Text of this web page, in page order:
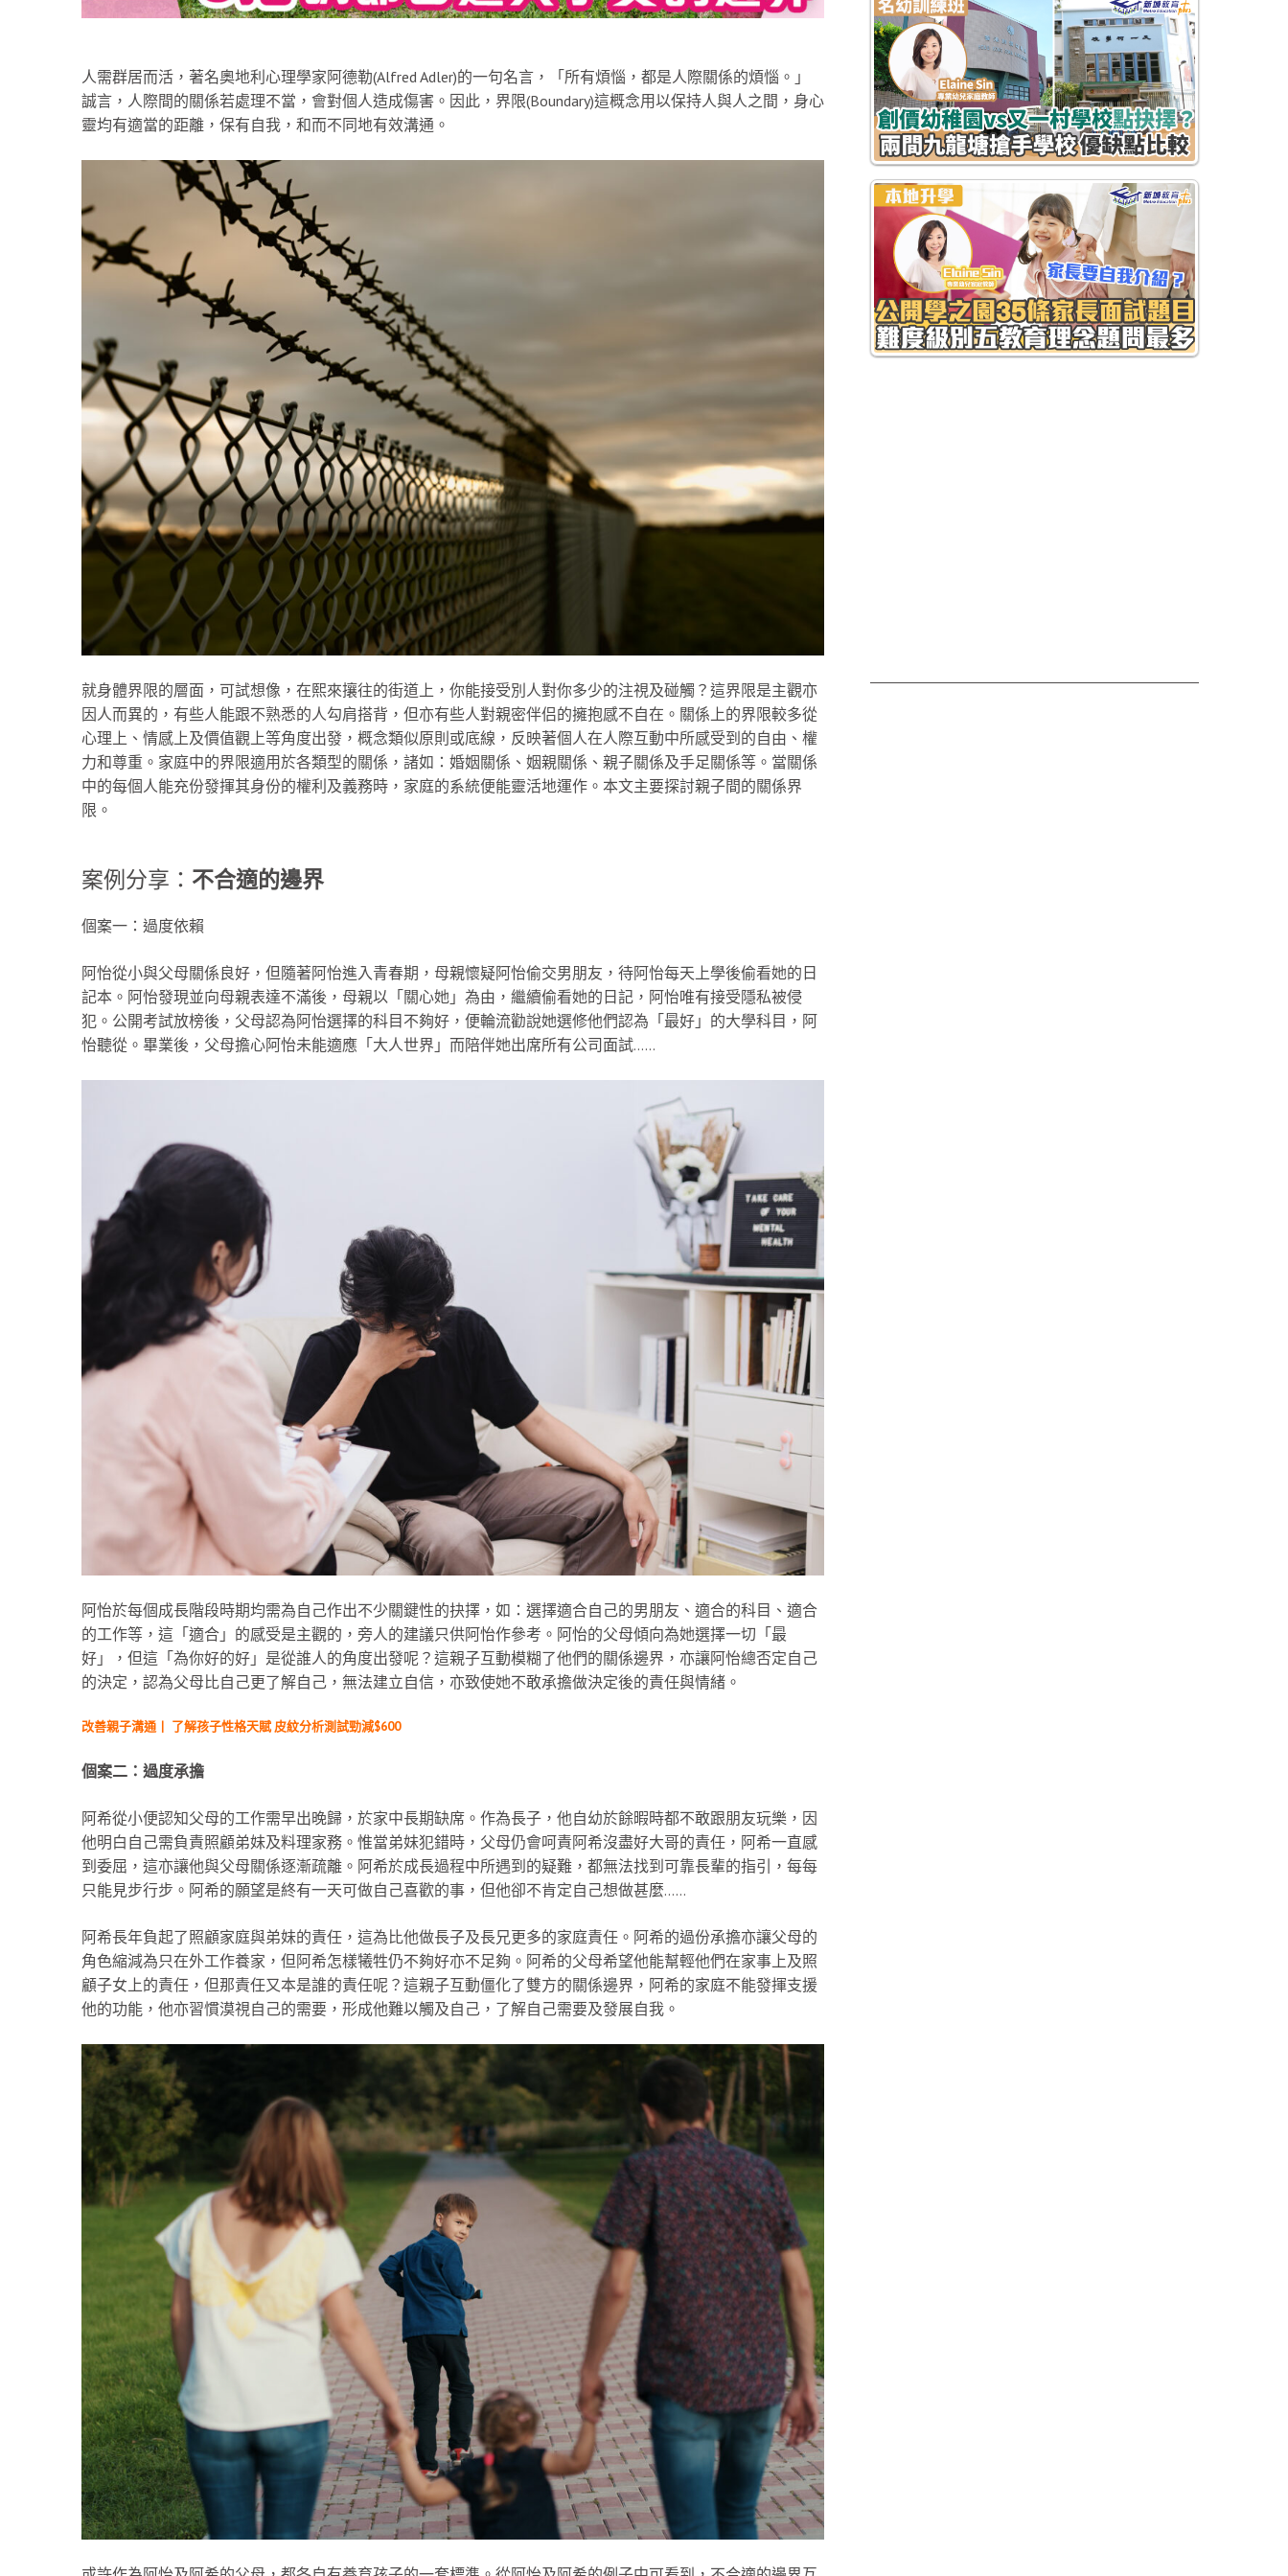
人需群居而活，著名奧地利心理學家阿德勒(Alfred Adler)的一句名言，「所有煩惱，都是人際關係的煩惱。」
誠言，人際間的關係若處理不當，會對個人造成傷害。因此，界限(Boundary)這概念用以保持人與人之間，身心
靈均有適當的距離，保有自我，和而不同地有效溝通。
就身體界限的層面，可試想像，在熙來攘往的街道上，你能接受別人對你多少的注視及碰觸？這界限是主觀亦
因人而異的，有些人能跟不熟悉的人勾肩搭背，但亦有些人對親密伴侣的擁抱感不自在。關係上的界限較多從
心理上、情感上及價值觀上等角度出發，概念類似原則或底線，反映著個人在人際互動中所感受到的自由、權
力和尊重。家庭中的界限適用於各類型的關係，諸如：婚姻關係、姻親關係、親子關係及手足關係等。當關係
中的每個人能充份發揮其身份的權利及義務時，家庭的系統便能靈活地運作。本文主要探討親子間的關係界
限。
案例分享： 不合適的邊界
個案一：過度依賴
阿怡從小與父母關係良好，但隨著阿怡進入青春期，母親懷疑阿怡偷交男朋友，待阿怡每天上學後偷看她的日
記本。阿怡發現並向母親表達不滿後，母親以「關心她」為由，繼續偷看她的日記，阿怡唯有接受隱私被侵
犯。公開考試放榜後，父母認為阿怡選擇的科目不夠好，便輪流勸說她選修他們認為「最好」的大學科目，阿
怡聽從。畢業後，父母擔心阿怡未能適應「大人世界」而陪伴她出席所有公司面試……
阿怡於每個成長階段時期均需為自己作出不少關鍵性的抉擇，如：選擇適合自己的男朋友、適合的科目、適合
的工作等，這「適合」的感受是主觀的，旁人的建議只供阿怡作參考。阿怡的父母傾向為她選擇一切「最
好」，但這「為你好的好」是從誰人的角度出發呢？這親子互動模糊了他們的關係邊界，亦讓阿怡總否定自己
的決定，認為父母比自己更了解自己，無法建立自信，亦致使她不敢承擔做決定後的責任與情緒。
改善親子溝通丨 了解孩子性格天賦 皮紋分析測試勁減$600
個案二：過度承擔
阿希從小便認知父母的工作需早出晚歸，於家中長期缺席。作為長子，他自幼於餘暇時都不敢跟朋友玩樂，因
他明白自己需負責照顧弟妹及料理家務。惟當弟妹犯錯時，父母仍會呵責阿希沒盡好大哥的責任，阿希一直感
到委屈，這亦讓他與父母關係逐漸疏離。阿希於成長過程中所遇到的疑難，都無法找到可靠長輩的指引，每每
只能見步行步。阿希的願望是終有一天可做自己喜歡的事，但他卻不肯定自己想做甚麼……
阿希長年負起了照顧家庭與弟妹的責任，這為比他做長子及長兄更多的家庭責任。阿希的過份承擔亦讓父母的
角色縮減為只在外工作養家，但阿希怎樣犧牲仍不夠好亦不足夠。阿希的父母希望他能幫輕他們在家事上及照
顧子女上的責任，但那責任又本是誰的責任呢？這親子互動僵化了雙方的關係邊界，阿希的家庭不能發揮支援
他的功能，他亦習慣漠視自己的需要，形成他難以觸及自己，了解自己需要及發展自我。